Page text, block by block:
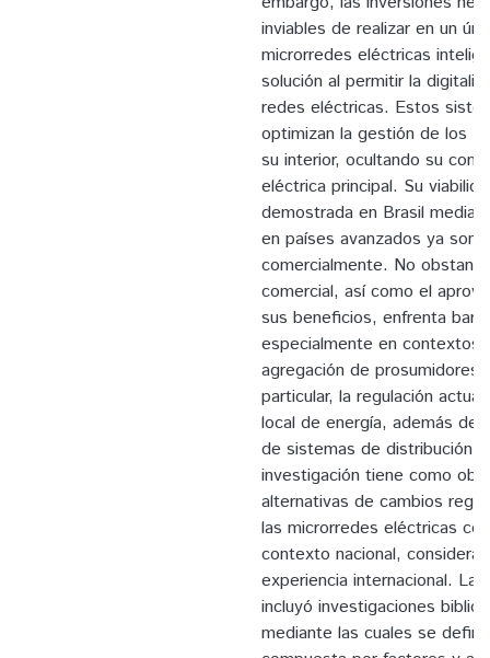
inviables de realizar en un
microrredes eléctricas
solución al permitir la
redes eléctricas. Estos
optimizan la gestión de los
su interior, ocultando su
eléctrica principal. Su
demostrada en Brasil
en países avanzados ya son
comercialmente. No
comercial, así como el
sus beneficios, enfrenta
especialmente en contextos
agregación de prosumidores
particular, la regulación
local de energía, además de
de sistemas de distribución
investigación tiene como
alternativas de cambios
las microrredes eléctricas
contexto nacional,
experiencia internacional. La
incluyó investigaciones
mediante las cuales se